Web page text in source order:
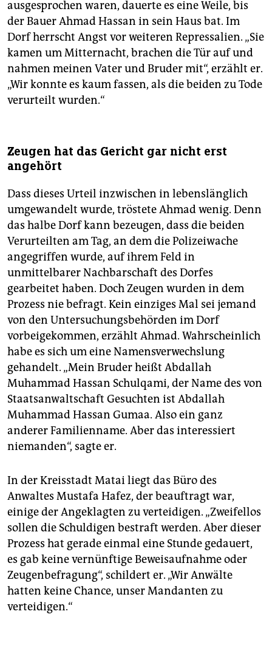
ausgesprochen waren, dauerte es eine Weile, bis
der Bauer Ahmad Hassan in sein Haus bat. Im
Dorf herrscht Angst vor weiteren Repressalien. „Sie
kamen um Mitternacht, brachen die Tür auf und
nahmen meinen Vater und Bruder mit“, erzählt er.
„Wir konnte es kaum fassen, als die beiden zu Tode
verurteilt wurden.“
Zeugen hat das Gericht gar nicht erst
angehört
Dass dieses Urteil inzwischen in lebenslänglich
umgewandelt wurde, tröstete Ahmad wenig. Denn
das halbe Dorf kann bezeugen, dass die beiden
Verurteilten am Tag, an dem die Polizeiwache
angegriffen wurde, auf ihrem Feld in
unmittelbarer Nachbarschaft des Dorfes
gearbeitet haben. Doch Zeugen wurden in dem
Prozess nie befragt. Kein einziges Mal sei jemand
von den Untersuchungsbehörden im Dorf
vorbeigekommen, erzählt Ahmad. Wahrscheinlich
habe es sich um eine Namensverwechslung
gehandelt. „Mein Bruder heißt Abdallah
Muhammad Hassan Schulqami, der Name des von
Staatsanwaltschaft Gesuchten ist Abdallah
Muhammad Hassan Gumaa. Also ein ganz
anderer Familienname. Aber das interessiert
niemanden“, sagte er.
In der Kreisstadt Matai liegt das Büro des
Anwaltes Mustafa Hafez, der beauftragt war,
einige der Angeklagten zu verteidigen. „Zweifellos
sollen die Schuldigen bestraft werden. Aber dieser
Prozess hat gerade einmal eine Stunde gedauert,
es gab keine vernünftige Beweisaufnahme oder
Zeugenbefragung“, schildert er. „Wir Anwälte
hatten keine Chance, unser Mandanten zu
verteidigen.“